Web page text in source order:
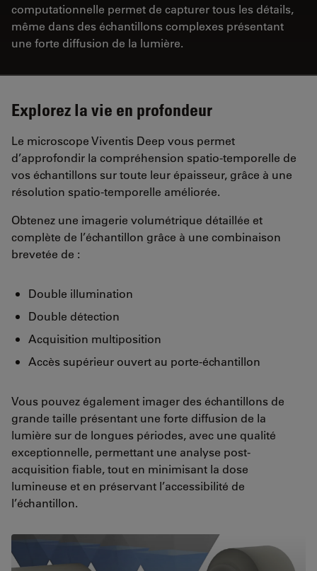
computationnelle permet de capturer tous les détails,
même dans des échantillons complexes présentant
une forte diffusion de la lumière.
Explorez la vie en profondeur
Le microscope Viventis Deep vous permet
d’approfondir la compréhension spatio-temporelle de
vos échantillons sur toute leur épaisseur, grâce à une
résolution spatio-temporelle améliorée.
Obtenez une imagerie volumétrique détaillée et
complète de l’échantillon grâce à une combinaison
brevetée de :
Double illumination
Double détection
Acquisition multiposition
Accès supérieur ouvert au porte-échantillon
Vous pouvez également imager des échantillons de
grande taille présentant une forte diffusion de la
lumière sur de longues périodes, avec une qualité
exceptionnelle, permettant une analyse post-
acquisition fiable, tout en minimisant la dose
lumineuse et en préservant l’accessibilité de
l’échantillon.